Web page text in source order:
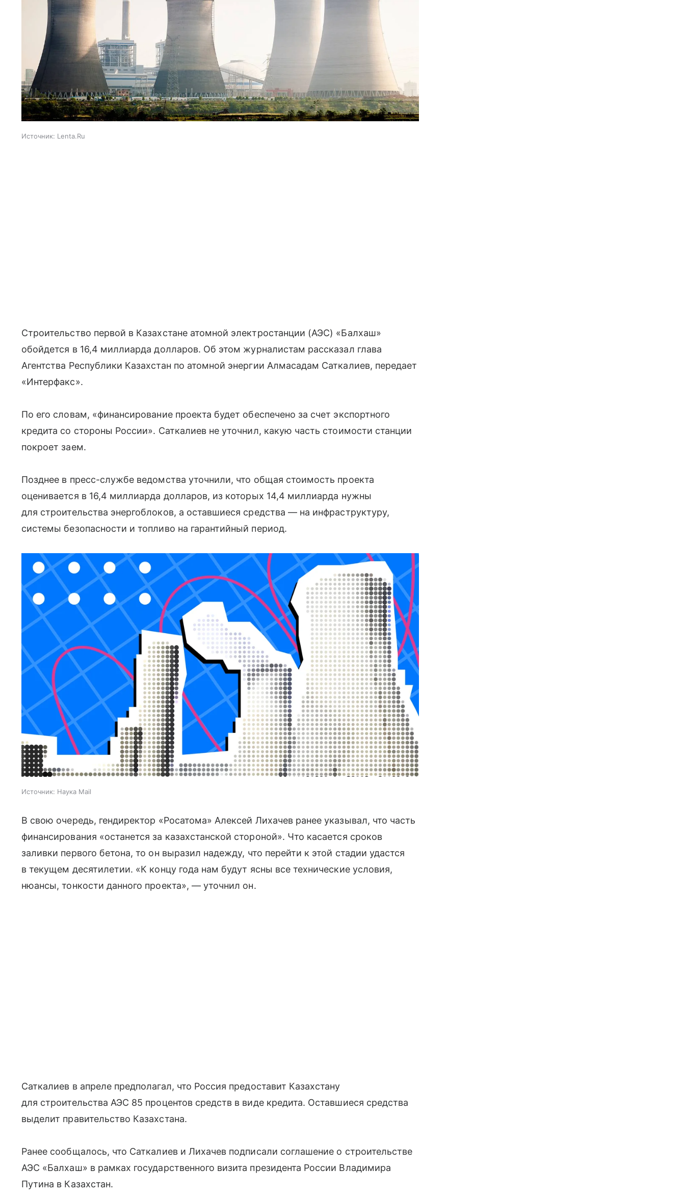
Источник: Lenta.Ru
Строительство первой в Казахстане атомной электростанции (АЭС) «Балхаш»
обойдется в 16,4 миллиарда долларов. Об этом журналистам рассказал глава
Агентства Республики Казахстан по атомной энергии Алмасадам Саткалиев, передает
«Интерфакс».
По его словам, «финансирование проекта будет обеспечено за счет экспортного
кредита со стороны России». Саткалиев не уточнил, какую часть стоимости станции
покроет заем.
Позднее в пресс-службе ведомства уточнили, что общая стоимость проекта
оценивается в 16,4 миллиарда долларов, из которых 14,4 миллиарда нужны
для строительства энергоблоков, а оставшиеся средства — на инфраструктуру,
системы безопасности и топливо на гарантийный период.
Источник: Наука Mail
В свою очередь, гендиректор «Росатома» Алексей Лихачев ранее указывал, что часть
финансирования «останется за казахстанской стороной». Что касается сроков
заливки первого бетона, то он выразил надежду, что перейти к этой стадии удастся
в текущем десятилетии. «К концу года нам будут ясны все технические условия,
нюансы, тонкости данного проекта», — уточнил он.
Саткалиев в апреле предполагал, что Россия предоставит Казахстану
для строительства АЭС 85 процентов средств в виде кредита. Оставшиеся средства
выделит правительство Казахстана.
Ранее сообщалось, что Саткалиев и Лихачев подписали соглашение о строительстве
АЭС «Балхаш» в рамках государственного визита президента России Владимира
Путина в Казахстан.